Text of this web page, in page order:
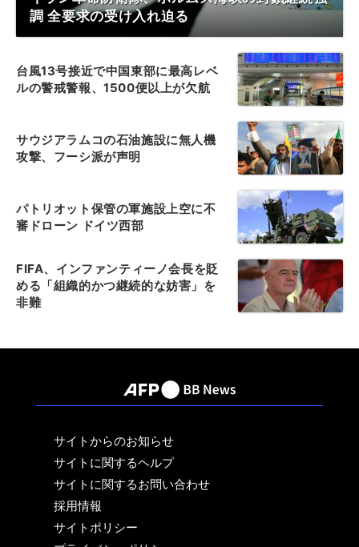
調 全要求の受け入れ迫る
台風13号接近で中国東部に最高レベ
ルの警戒警報、1500便以上が欠航
サウジアラムコの石油施設に無人機
攻撃、フーシ派が声明
パトリオット保管の軍施設上空に不
審ドローン ドイツ西部
FIFA、インファンティーノ会長を貶
める「組織的かつ継続的な妨害」を
非難
サイトからのお知らせ
サイトに関するヘルプ
サイトに関するお問い合わせ
採用情報
サイトポリシー